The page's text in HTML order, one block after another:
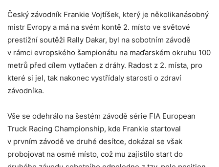
Český závodník Frankie Vojtíšek, který je několikanásobný
mistr Evropy a má na svém kontě 2. místo ve světové
prestižní soutěži Rally Dakar, byl na sobotním závodě
v rámci evropského šampionátu na maďarském okruhu 100
metrů před cílem vytlačen z dráhy. Radost z 2. místa, pro
které si jel, tak nakonec vystřídaly starosti o zdraví
závodníka.
Vše se odehrálo na šestém závodě série FIA European
Truck Racing Championship, kde Frankie startoval
v prvním závodě ve druhé desítce, dokázal se však
probojovat na osmé místo, což mu zajistilo start do